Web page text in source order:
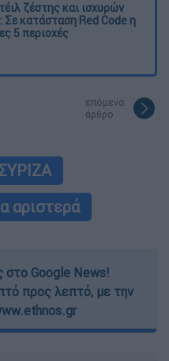
ζέστης και ισχυρών
Σε κατάσταση Red Code η
5 περιοχές
επόμενο
άρθρο
αριστερά
στο Google News!
προς λεπτό, με την